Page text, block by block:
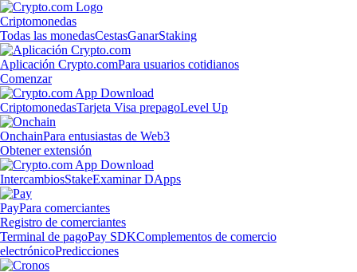
Criptomonedas
Todas las monedasCestasGanarStaking
Aplicación Crypto.comPara usuarios cotidianos
Comenzar
CriptomonedasTarjeta Visa prepagoLevel Up
OnchainPara entusiastas de Web3
Obtener extensión
IntercambiosStakeExaminar DApps
PayPara comerciantes
Registro de comerciantes
Terminal de pagoPay SDKComplementos de comercio
electrónicoPredicciones